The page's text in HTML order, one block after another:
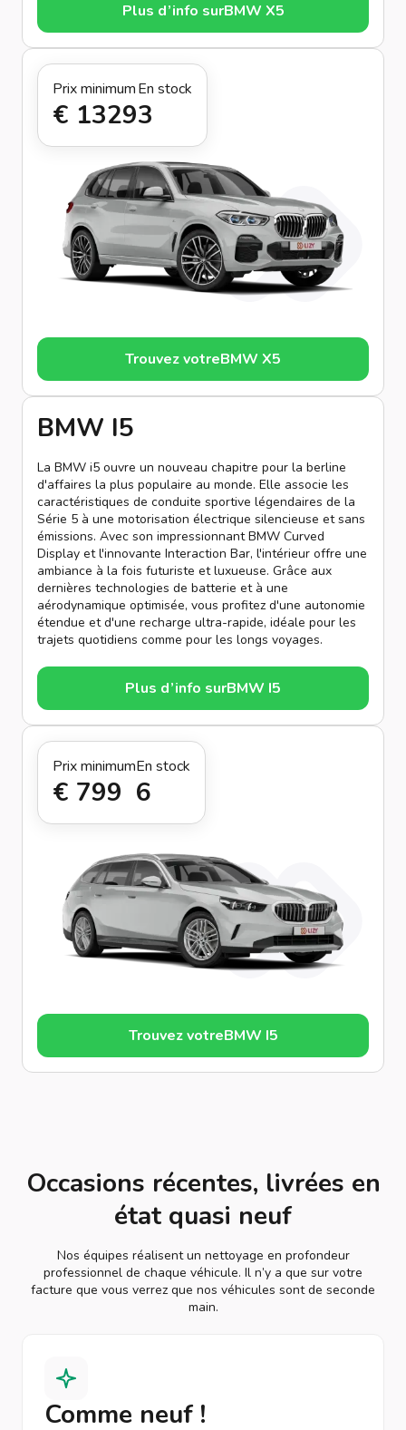
Plus d’info surBMW X5
Prix minimum
€ 1329
En stock
3
Trouvez votreBMW X5
BMW I5
La BMW i5 ouvre un nouveau chapitre pour la berline
d'affaires la plus populaire au monde. Elle associe les
caractéristiques de conduite sportive légendaires de la
Série 5 à une motorisation électrique silencieuse et sans
émissions. Avec son impressionnant BMW Curved
Display et l'innovante Interaction Bar, l'intérieur offre une
ambiance à la fois futuriste et luxueuse. Grâce aux
dernières technologies de batterie et à une
aérodynamique optimisée, vous profitez d'une autonomie
étendue et d'une recharge ultra-rapide, idéale pour les
trajets quotidiens comme pour les longs voyages.
Plus d’info surBMW I5
Prix minimum
€ 799
En stock
6
Trouvez votreBMW I5
Occasions récentes, livrées en
état quasi neuf
Nos équipes réalisent un nettoyage en profondeur
professionnel de chaque véhicule. Il n’y a que sur votre
facture que vous verrez que nos véhicules sont de seconde
main.
Comme neuf !